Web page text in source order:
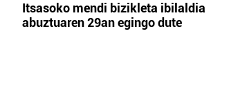
Itsasoko mendi bizikleta ibilaldia
abuztuaren 29an egingo dute